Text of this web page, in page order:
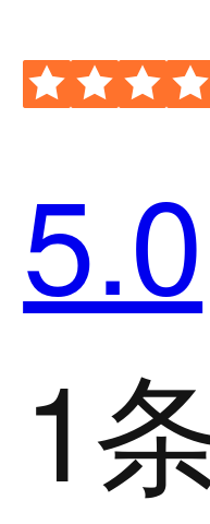
5.0
1